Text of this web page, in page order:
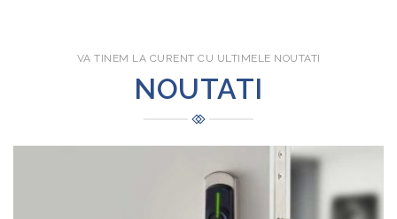
VA TINEM LA CURENT CU ULTIMELE NOUTATI
NOUTATI